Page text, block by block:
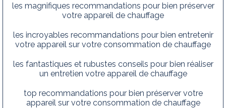
les magnifiques recommandations pour bien préserver
votre appareil de chauffage
les incroyables recommandations pour bien entretenir
votre appareil sur votre consommation de chauffage
les fantastiques et rubustes conseils pour bien réaliser
un entretien votre appareil de chauffage
top recommandations pour bien préserver votre
appareil sur votre consommation de chauffage